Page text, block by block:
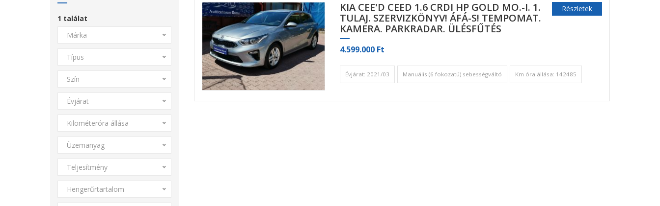
1 találat
Márka
Típus
Szín
Évjárat
Kilométeróra állása
Üzemanyag
Teljesítmény
Hengerűrtartalom
KIA CEE'D CEED 1.6 CRDI HP GOLD MO.-I. 1.
TULAJ. SZERVIZKÖNYV! ÁFÁ-S! TEMPOMAT.
KAMERA. PARKRADAR. ÜLÉSFŰTÉS
4.599.000 Ft
Részletek
Évjárat: 2021/03 Manuális (6 fokozatú) sebességváltó Km óra állása: 142485